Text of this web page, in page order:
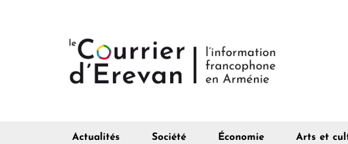
Actualités Société Économie Arts et